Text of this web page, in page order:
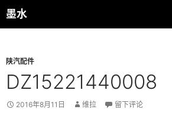
跳
至
墨水
搜
索
陕汽配件
DZ15221440008
2016年8月11日 维拉 留下评论